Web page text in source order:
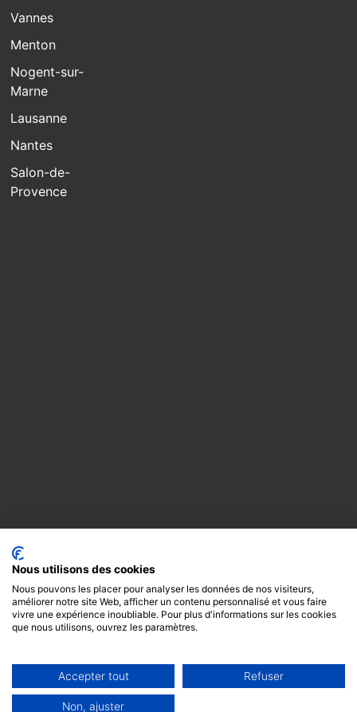
Vannes
Menton
Nogent-sur-
Marne
Lausanne
Nantes
Salon-de-
Provence
Copyright
© 2024 -
GODOT &
Mentions
Nous utilisons des cookies
Nous pouvons les placer pour analyser les données de nos visiteurs,
améliorer notre site Web, afficher un contenu personnalisé et vous faire
vivre une expérience inoubliable. Pour plus d'informations sur les cookies
que nous utilisons, ouvrez les paramètres.
Accepter tout Refuser
Non, ajuster